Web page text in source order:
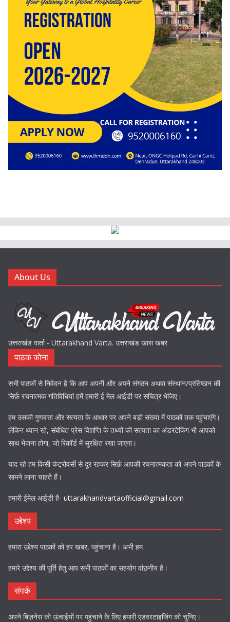
About Us
उत्तराखंड वार्ता - Uttarakhand Varta. उत्तराखंड खास खबर
पाठक कोना
सभी पाठकों से निवेदन है कि आप अपनी और अपने संगठन अथवा संस्थान/प्रतिष्ठान की
सिर्फ़ रचनात्मक गतिविधियां हमें हमारी ई मेल आईडी पर सचित्र भेजिए।
हम उसकी गुणवत्ता और सत्यता के आधार पर अपने बड़ी संख्या में पाठकों तक पहुंचाएंगे।
लेकिन ध्यान रहे, संबंधित प्रेस विज्ञप्ति के तथ्यों की सत्यता का अंडरटेकिंग भी आपको
साथ भेजना होगा, जो रिकॉर्ड में सुरक्षित रखा जाएगा।
याद रहे हम किसी कंट्रोवर्सी से दूर रहकर सिर्फ़ आपकी रचनात्मकता को अपने पाठकों के
सामने लाना चाहते हैं।
हमारी ईमेल आईडी है- uttarakhandvartaofficial@gmail.com
उद्देश्य
हमारा उद्देश्य पाठकों को हर खबर, पहुंचाना है। अभी हम
हमारे उद्देश्य की पूर्ति हेतु आप सभी पाठकों का सहयोग वांछनीय है।
संपर्क
अपने बिज़नेस को ऊंचाईयों पर पहुंचाने के लिए हमारी एडवरटाइजिंग को चुनिए।